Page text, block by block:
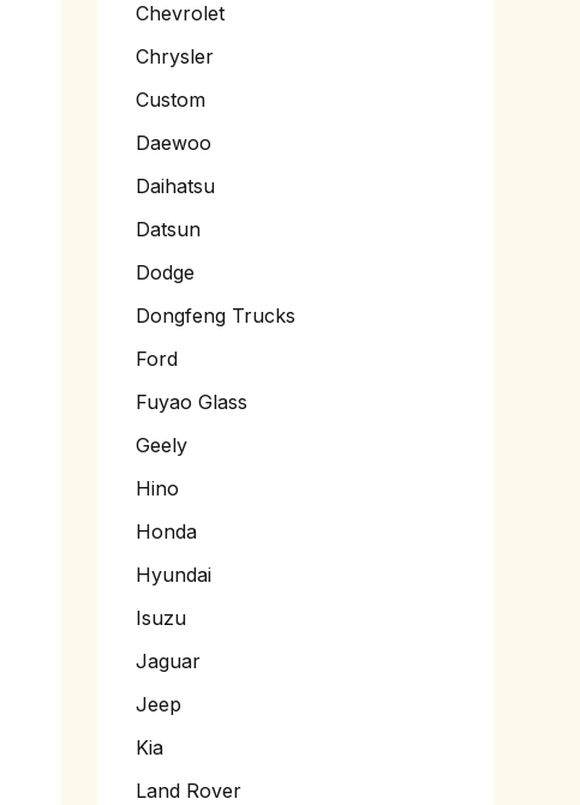
Chevrolet
Chrysler
Custom
Daewoo
Daihatsu
Datsun
Dodge
Dongfeng Trucks
Ford
Fuyao Glass
Geely
Hino
Honda
Hyundai
Isuzu
Jaguar
Jeep
Kia
Land Rover